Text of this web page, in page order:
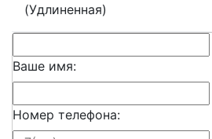
(Удлиненная)
Ваше имя:
Номер телефона: